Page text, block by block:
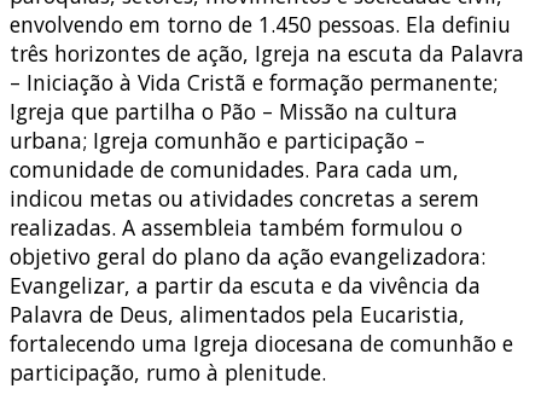
envolvendo em torno de 1.450 pessoas. Ela definiu
três horizontes de ação, Igreja na escuta da Palavra
– Iniciação à Vida Cristã e formação permanente;
Igreja que partilha o Pão – Missão na cultura
urbana; Igreja comunhão e participação –
comunidade de comunidades. Para cada um,
indicou metas ou atividades concretas a serem
realizadas. A assembleia também formulou o
objetivo geral do plano da ação evangelizadora:
Evangelizar, a partir da escuta e da vivência da
Palavra de Deus, alimentados pela Eucaristia,
fortalecendo uma Igreja diocesana de comunhão e
participação, rumo à plenitude.